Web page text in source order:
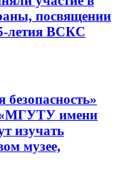
посвящении
летия ВСКС
имени
изучать
музее,